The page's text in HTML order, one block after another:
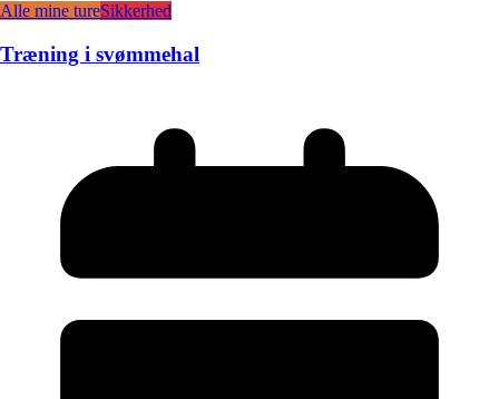
Alle mine tureSikkerhed
Træning i svømmehal